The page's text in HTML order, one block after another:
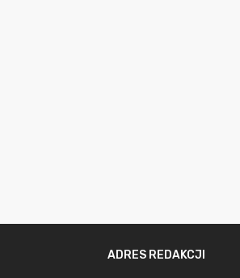
ADRES REDAKCJI